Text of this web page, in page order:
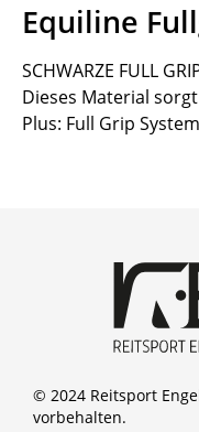
Equiline
SCHWARZE FULL
Dieses Material
Plus: Full Grip
© 2024 Reitsport
vorbehalten.